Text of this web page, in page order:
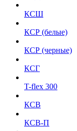
КСШ
КСР (белые)
КСР (черные)
КСГ
T-flex 300
КСВ
КСВ-П